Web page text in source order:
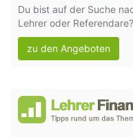
Du bist auf der Suche
Lehrer oder
zu den Angeboten